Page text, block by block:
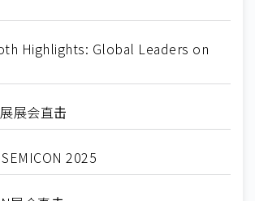
Highlights: Global Leaders on
展会直击
2025